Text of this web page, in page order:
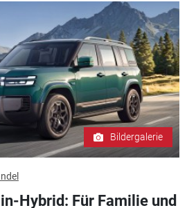
Bildergalerie
Hybrid: Für Familie und